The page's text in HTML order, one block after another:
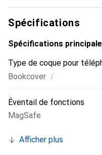
produits de haute qualité,
fiable pour une clientèle
Spécifications
Spécifications
Type de coque pour
Bookcover i
Éventail de fonctions
MagSafe
Afficher plus